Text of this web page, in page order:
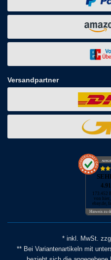
Versandpartner
4.91
173.452
von hier,
ebay.de,
Hinweis zu
* inkl. MwSt.
** Bei Variantenartikeln mit